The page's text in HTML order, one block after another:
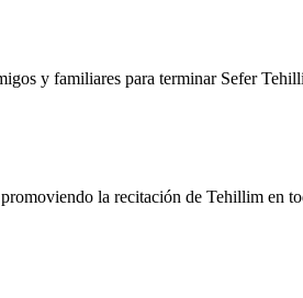
y familiares para terminar Sefer
la recitación de Tehillim en